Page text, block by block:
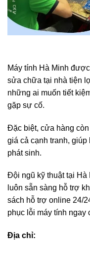
Máy tính Hà Minh
sửa chữa tại nhà tiện
những ai muốn tiết
gặp sự cố.
Đặc biệt, cửa hàng
giá cả cạnh tranh,
phát sinh.
Đội ngũ kỹ thuật tại Hà
luôn sẵn sàng hỗ trợ
sách hỗ trợ online 24/
phục lỗi máy tính ngay
Địa chỉ: